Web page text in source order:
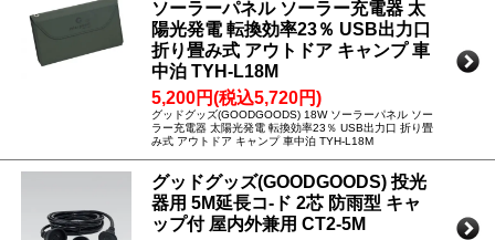
ソーラーパネル ソーラー充電器 太
陽光発電 転換効率23％ USB出力口
折り畳み式 アウトドア キャンプ 車
中泊 TYH-L18M
5,200円(税込5,720円)
グッドグッズ(GOODGOODS) 18W ソーラーパネル ソー
ラー充電器 太陽光発電 転換効率23％ USB出力口 折り畳
み式 アウトドア キャンプ 車中泊 TYH-L18M
グッドグッズ(GOODGOODS) 投光
器用 5M延長コ-ド 2芯 防雨型 キャ
ップ付 屋内外兼用 CT2-5M